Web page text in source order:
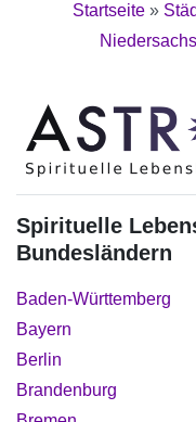
Startseite»
Spirituelle
Bundesländern
Baden-Württemberg
Bayern
Berlin
Brandenburg